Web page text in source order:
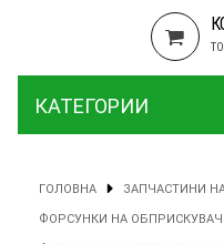
КАТЕГОРИИ
ГОЛОВНА ЗАПЧАСТИНИ
ФОРСУНКИ НА ОБПРИСКУВАЧ